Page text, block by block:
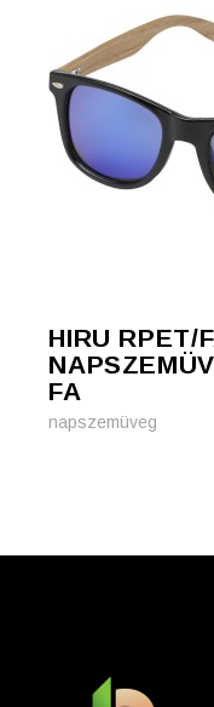
HIRU RPET/
FA
napszemüveg